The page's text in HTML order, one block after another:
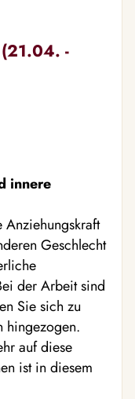
-
innere
Anziehungskraft
Geschlecht
der Arbeit sind
Sie sich zu
hingezogen.
auf diese
ist in diesem